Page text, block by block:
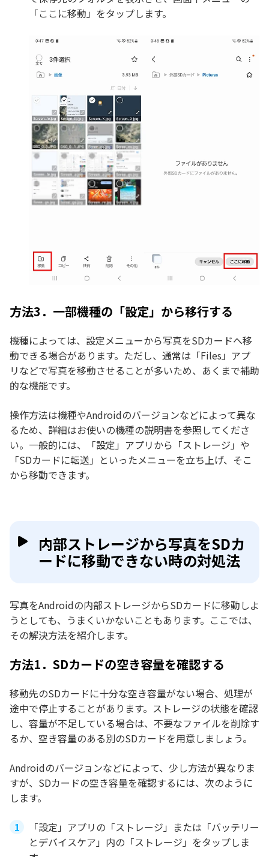
「ここに移動」をタップします。
方法3．一部機種の「設定」から移行する
機種によっては、設定メニューから写真をSDカードへ移
動できる場合があります。ただし、通常は「Files」アプ
リなどで写真を移動させることが多いため、あくまで補助
的な機能です。
操作方法は機種やAndroidのバージョンなどによって異な
るため、詳細はお使いの機種の説明書を参照してくださ
い。一般的には、「設定」アプリから「ストレージ」や
「SDカードに転送」といったメニューを立ち上げ、そこ
から移動できます。
内部ストレージから写真をSDカ
ードに移動できない時の対処法
写真をAndroidの内部ストレージからSDカードに移動しよ
うとしても、うまくいかないこともあります。ここでは、
その解決方法を紹介します。
方法1．SDカードの空き容量を確認する
移動先のSDカードに十分な空き容量がない場合、処理が
途中で停止することがあります。ストレージの状態を確認
し、容量が不足している場合は、不要なファイルを削除す
るか、空き容量のある別のSDカードを用意しましょう。
Androidのバージョンなどによって、少し方法が異なりま
すが、SDカードの空き容量を確認するには、次のように
します。
「設定」アプリの「ストレージ」または「バッテリー
とデバイスケア」内の「ストレージ」をタップしま